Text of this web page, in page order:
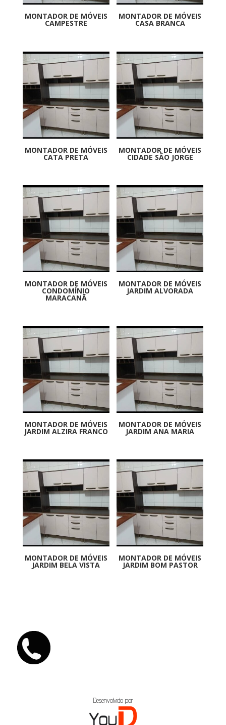
MONTADOR DE MÓVEIS
CAMPESTRE
MONTADOR DE MÓVEIS
CASA BRANCA
MONTADOR DE MÓVEIS
CATA PRETA
MONTADOR DE MÓVEIS
CIDADE SÃO JORGE
MONTADOR DE MÓVEIS
CONDOMÍNIO
MARACANÃ
MONTADOR DE MÓVEIS
JARDIM ALVORADA
MONTADOR DE MÓVEIS
JARDIM ALZIRA FRANCO
MONTADOR DE MÓVEIS
JARDIM ANA MARIA
MONTADOR DE MÓVEIS
JARDIM BELA VISTA
MONTADOR DE MÓVEIS
JARDIM BOM PASTOR
Desenvolvido por